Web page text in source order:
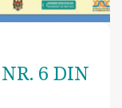
6 DIN